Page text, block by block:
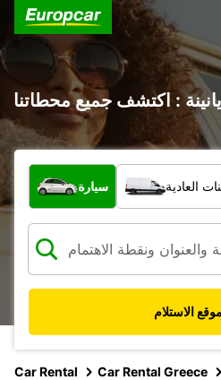
: اكتشف جميع محطاتنا
ما نوع المركبة؟
سيارة العادية
الاستلام
Car Rental Car Rental Greece